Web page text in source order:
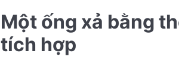
Một ống xả bằng
tích hợp